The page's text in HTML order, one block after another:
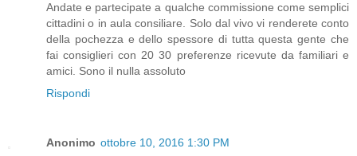
Andate e partecipate a qualche commissione come semplici
cittadini o in aula consiliare. Solo dal vivo vi renderete conto
della pochezza e dello spessore di tutta questa gente che
fai consiglieri con 20 30 preferenze ricevute da familiari e
amici. Sono il nulla assoluto
Rispondi
Anonimo ottobre 10, 2016 1:30 PM